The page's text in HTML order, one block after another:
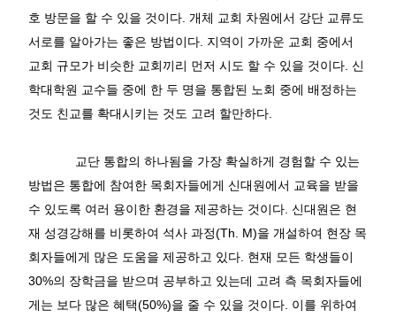
호 방문을 할 수 있을 것이다 개체 교회 차원에서 강단 교류도
서로를 알아가는 좋은 방법이다 지역이 가까운 교회 중에서
교회 규모가 비슷한 교회끼리 먼저 시도 할 수 있을 것이다 신
학대학원 교수들 중에 한 두 명을 통합된 노회 중에 배정하는
것도 친교를 확대시키는 것도 고려 할만하다
교단 통합의 하나됨을 가장 확실하게 경험할 수 있는
방법은 통합에 참여한 목회자들에게 신대원에서 교육을 받을
수 있도록 여러 용이한 환경을 제공하는 것이다 신대원은 현
재 성경강해를 비롯하여 석사 과정(Th. M)을 개설하여 현장 목
회자들에게 많은 도움을 제공하고 있다 현재 모든 학생들이
30%의 장학금을 받으며 공부하고 있는데 고려 측 목회자들에
게는 보다 많은 혜택(50%)을 줄 수 있을 것이다 이를 위하여